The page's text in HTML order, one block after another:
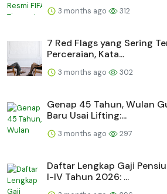
3 months ago 312
7 Red Flags yang Sering
Perceraian, Kata...
3 months ago 302
Genap 45 Tahun, Wulan
Baru Usai Lifting:...
3 months ago 297
Daftar Lengkap Gaji
I-IV Tahun 2026: ...